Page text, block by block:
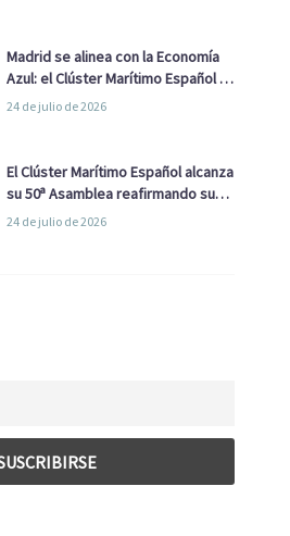
Madrid se alinea con la Economía
Azul: el Clúster Marítimo Español y
la Real Liga Naval avanzan alianzas
24 de julio de 2026
El Clúster Marítimo Español alcanza
su 50ª Asamblea reafirmando su
liderazgo en la Economía Azul
24 de julio de 2026